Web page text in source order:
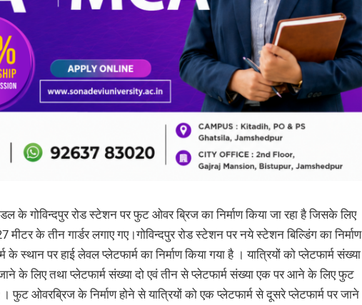
के गोविन्दपुर रोड स्टेशन पर फुट ओवर ब्रिज का निर्माण किया जा रहा है जिसके लिए
के तीन गार्डर लगाए गए।गोविन्दपुर रोड स्टेशन पर नये स्टेशन बिल्डिंग का निर्माण
के स्थान पर हाई लेवल प्लेटफार्म का निर्माण किया गया है । यात्रियों को प्लेटफार्म संख्या
के लिए तथा प्लेटफार्म संख्या दो एवं तीन से प्लेटफार्म संख्या एक पर आने के लिए फुट
। फुट ओवरब्रिज के निर्माण होने से यात्रियों को एक प्लेटफार्म से दूसरे प्लेटफार्म पर जाने